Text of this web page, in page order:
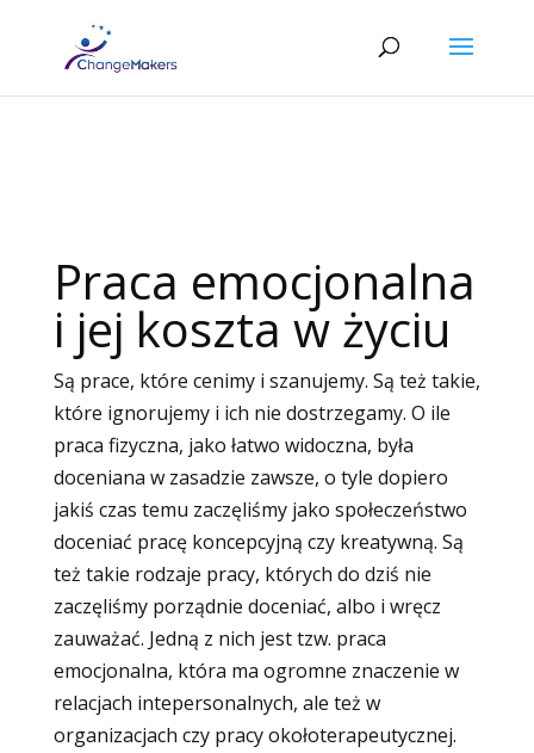
Praca emocjonalna
i jej koszta w życiu
Są prace, które cenimy i szanujemy. Są też takie,
które ignorujemy i ich nie dostrzegamy. O ile
praca fizyczna, jako łatwo widoczna, była
doceniana w zasadzie zawsze, o tyle dopiero
jakiś czas temu zaczęliśmy jako społeczeństwo
doceniać pracę koncepcyjną czy kreatywną. Są
też takie rodzaje pracy, których do dziś nie
zaczęliśmy porządnie doceniać, albo i wręcz
zauważać. Jedną z nich jest tzw. praca
emocjonalna, która ma ogromne znaczenie w
relacjach intepersonalnych, ale też w
organizacjach czy pracy okołoterapeutycznej.